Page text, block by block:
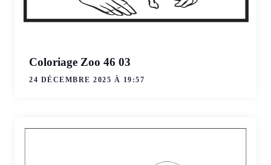
Coloriage Zoo 46 03
24 DÉCEMBRE 2025 À 19:57